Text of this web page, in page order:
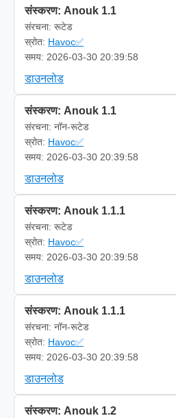
संस्करण: Anouk 1.1
संरचना: रूटेड
स्रोत: Havoc✅
समय: 2026-03-30 20:39:58
डाउनलोड
संस्करण: Anouk 1.1
संरचना: नॉन-रूटेड
स्रोत: Havoc✅
समय: 2026-03-30 20:39:58
डाउनलोड
संस्करण: Anouk 1.1.1
संरचना: रूटेड
स्रोत: Havoc✅
समय: 2026-03-30 20:39:58
डाउनलोड
संस्करण: Anouk 1.1.1
संरचना: नॉन-रूटेड
स्रोत: Havoc✅
समय: 2026-03-30 20:39:58
डाउनलोड
संस्करण: Anouk 1.2